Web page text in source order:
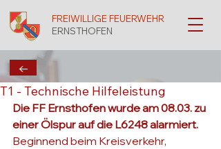
FREIWILLIGE FEUERWEHR
ERNSTHOFEN
T1 - Technische Hilfeleistung
Die FF Ernsthofen wurde am 08.03. zu
einer Ölspur auf die L6248 alarmiert.
Beginnend beim Kreisverkehr,
←